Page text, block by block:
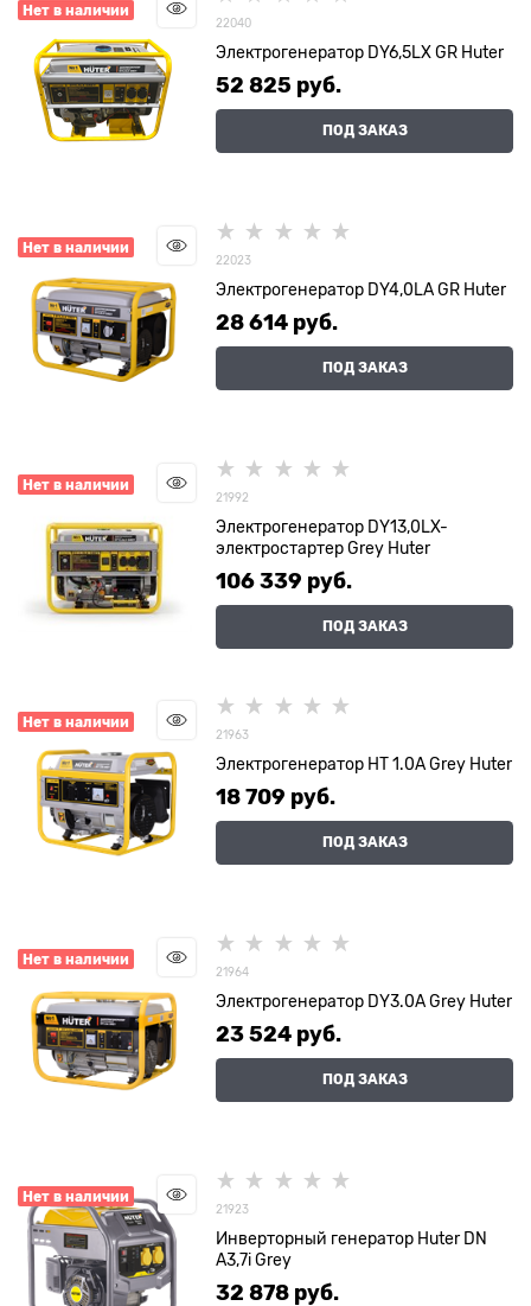
Нет в наличии
22040
Электрогенератор DY6,5LX GR Huter
52 825 руб.
ПОД ЗАКАЗ
Нет в наличии
22023
Электрогенератор DY4,0LA GR Huter
28 614 руб.
ПОД ЗАКАЗ
Нет в наличии
21992
Электрогенератор DY13,0LX-
электростартер Grey Huter
106 339 руб.
ПОД ЗАКАЗ
Нет в наличии
21963
Электрогенератор HT 1.0А Grey Huter
18 709 руб.
ПОД ЗАКАЗ
Нет в наличии
21964
Электрогенератор DY3.0A Grey Huter
23 524 руб.
ПОД ЗАКАЗ
Нет в наличии
21923
Инверторный генератор Huter DN
A3,7i Grey
32 878 руб.